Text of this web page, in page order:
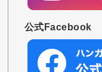
公式Facebook